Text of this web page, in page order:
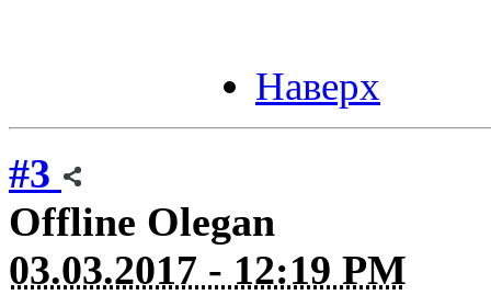
Наверх
#3
Offline Olegan
03.03.2017 - 12:19 PM